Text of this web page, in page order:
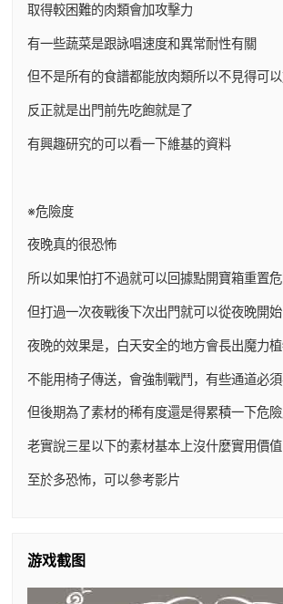
取得較困難的肉類會加攻擊力
有一些蔬菜是跟詠唱速度和異常耐性有關
但不是所有的食譜都能放肉類所以不見得可以
反正就是出門前先吃飽就是了
有興趣研究的可以看一下維基的資料
※危險度
夜晚真的很恐怖
所以如果怕打不過就可以回據點開寶箱重置
但打過一次夜戰後下次出門就可以從夜晚開始
夜晚的效果是，白天安全的地方會長出魔力
不能用椅子傳送，會強制戰鬥，有些通道必
但後期為了素材的稀有度還是得累積一下危
老實說三星以下的素材基本上沒什麼實用價值
至於多恐怖，可以參考影片
游戏截图